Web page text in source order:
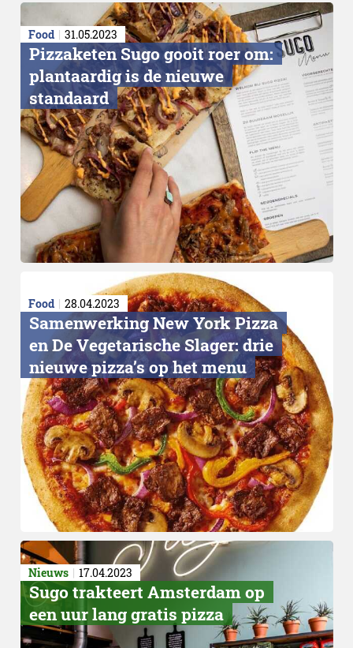
Uitsterven
Food 31.05.2023
Pizzaketen Sugo gooit roer om:
plantaardig is de nieuwe
standaard
Food 28.04.2023
Samenwerking New York Pizza
en De Vegetarische Slager: drie
nieuwe pizza’s op het menu
Nieuws 17.04.2023
Sugo trakteert Amsterdam op
een uur lang gratis pizza